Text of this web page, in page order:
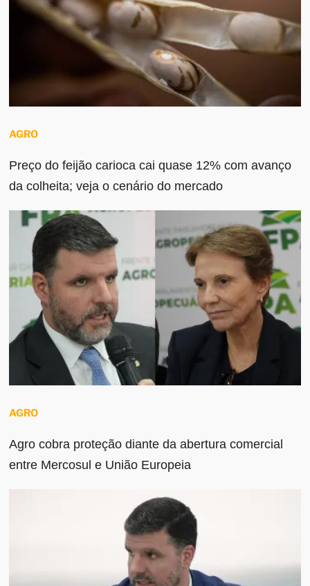
AGRO
Preço do feijão carioca cai quase 12% com avanço
da colheita; veja o cenário do mercado
AGRO
Agro cobra proteção diante da abertura comercial
entre Mercosul e União Europeia